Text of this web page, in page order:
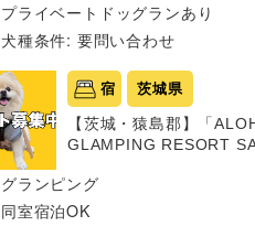
プライベートドッグランあり
犬種条件: 要問い合わせ
宿 茨城県
【茨城・猿島郡】「
GLAMPING RESORT
グランピング
同室宿泊OK